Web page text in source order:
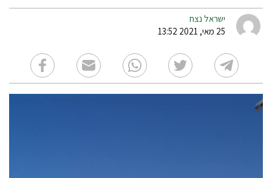
ישראל נצח
25 מאי, 2021 13:52